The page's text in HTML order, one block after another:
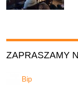
ZAPRASZAMY
Bip